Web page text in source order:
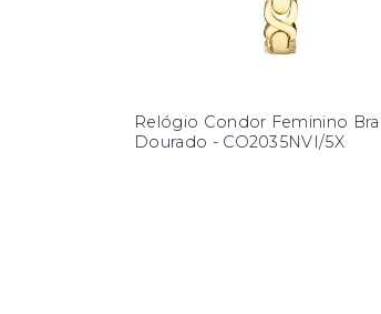
Relógio Condor Feminino
Dourado - CO2035NVI/5X